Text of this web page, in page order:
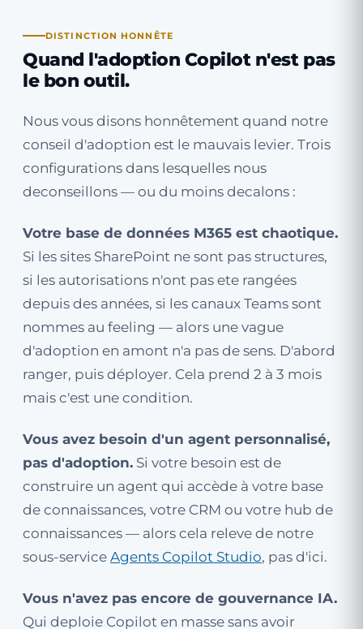
DISTINCTION HONNÊTE
Quand l'adoption Copilot n'est pas
le bon outil.
Nous vous disons honnêtement quand notre
conseil d'adoption est le mauvais levier. Trois
configurations dans lesquelles nous
deconseillons — ou du moins decalons :
Votre base de données M365 est chaotique.
Si les sites SharePoint ne sont pas structures,
si les autorisations n'ont pas ete rangées
depuis des années, si les canaux Teams sont
nommes au feeling — alors une vague
d'adoption en amont n'a pas de sens. D'abord
ranger, puis déployer. Cela prend 2 à 3 mois
mais c'est une condition.
Vous avez besoin d'un agent personnalisé,
pas d'adoption. Si votre besoin est de
construire un agent qui accède à votre base
de connaissances, votre CRM ou votre hub de
connaissances — alors cela releve de notre
sous-service Agents Copilot Studio, pas d'ici.
Vous n'avez pas encore de gouvernance IA.
Qui deploie Copilot en masse sans avoir